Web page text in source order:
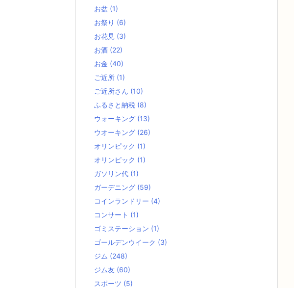
お盆 (1)
お祭り (6)
お花見 (3)
お酒 (22)
お金 (40)
ご近所 (1)
ご近所さん (10)
ふるさと納税 (8)
ウォーキング (13)
ウオーキング (26)
オリンピック (1)
オリンピック (1)
ガソリン代 (1)
ガーデニング (59)
コインランドリー (4)
コンサート (1)
ゴミステーション (1)
ゴールデンウイーク (3)
ジム (248)
ジム友 (60)
スポーツ (5)